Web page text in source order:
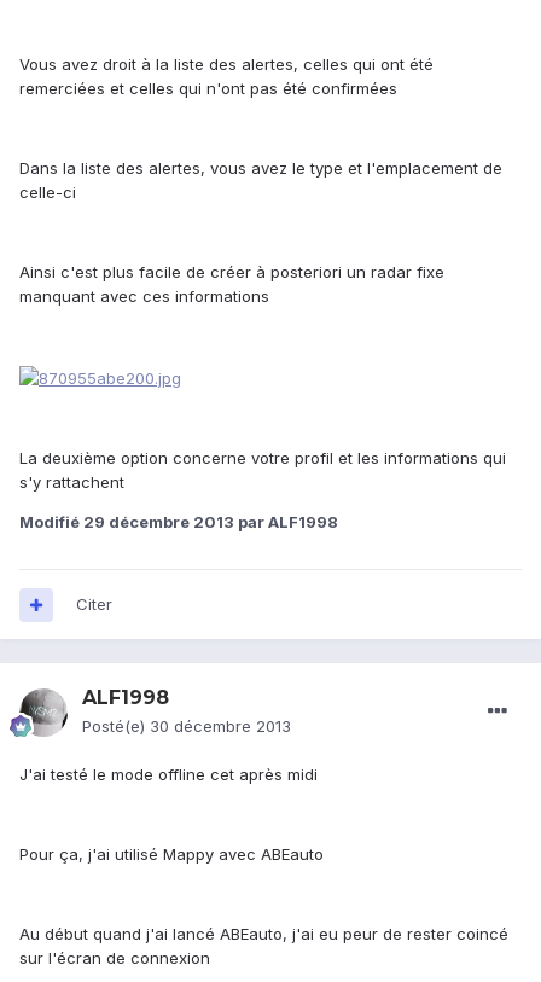
Vous avez droit à la liste des alertes, celles qui ont été
remerciées et celles qui n'ont pas été confirmées
Dans la liste des alertes, vous avez le type et l'emplacement de
celle-ci
Ainsi c'est plus facile de créer à posteriori un radar fixe
manquant avec ces informations
La deuxième option concerne votre profil et les informations qui
s'y rattachent
Modifié 29 décembre 2013 par ALF1998
Citer
ALF1998
Posté(e) 30 décembre 2013
J'ai testé le mode offline cet après midi
Pour ça, j'ai utilisé Mappy avec ABEauto
Au début quand j'ai lancé ABEauto, j'ai eu peur de rester coincé
sur l'écran de connexion